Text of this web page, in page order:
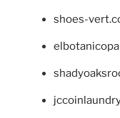
shoes-